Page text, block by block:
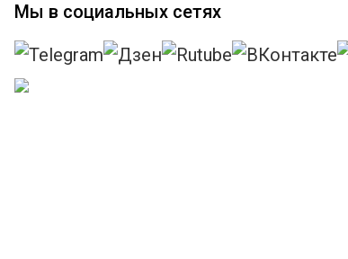
Мы в социальных сетях